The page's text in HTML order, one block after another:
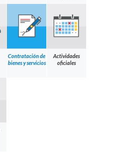
Contratación de
bienes y servicios
Actividades
oficiales